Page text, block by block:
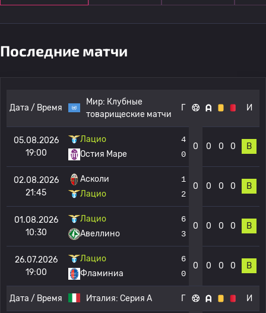
Последние матчи
Дата / Время
Мир: Клубные
товарищеские матчи
Г И
05.08.2026
19:00
Лацио
Остия Маре
4
0
0 0 0 0 В
02.08.2026
21:45
Асколи
Лацио
1
2
0 0 0 0 В
01.08.2026
10:30
Лацио
Авеллино
6
3
0 0 0 0 В
26.07.2026
19:00
Лацио
Фламиниа
6
0
0 0 0 0 В
Дата / Время Италия: Серия А Г И